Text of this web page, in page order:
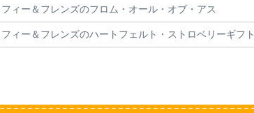
フィー＆フレンズのフロム・オール・オブ・アス
フィー＆フレンズのハートフェルト・ストロベリーギフト